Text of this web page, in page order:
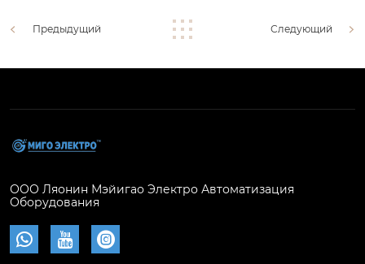
Предыдущий Следующий
ООО Ляонин Мэйигао Электро Автоматизация
Оборудования
  